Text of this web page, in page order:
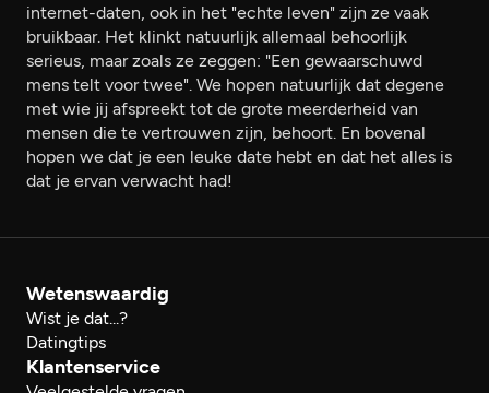
internet-daten, ook in het "echte leven" zijn ze vaak
bruikbaar. Het klinkt natuurlijk allemaal behoorlijk
serieus, maar zoals ze zeggen: "Een gewaarschuwd
mens telt voor twee". We hopen natuurlijk dat degene
met wie jij afspreekt tot de grote meerderheid van
mensen die te vertrouwen zijn, behoort. En bovenal
hopen we dat je een leuke date hebt en dat het alles is
dat je ervan verwacht had!
Wetenswaardig
Wist je dat...?
Datingtips
Klantenservice